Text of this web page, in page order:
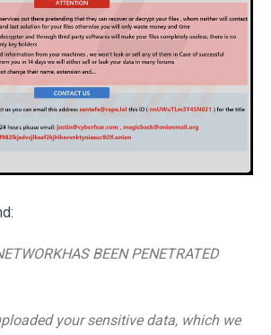
BEEN PENETRATED
your sensitive data, which we